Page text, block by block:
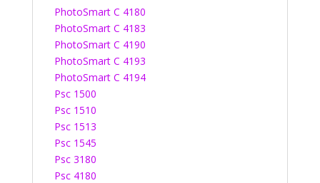
PhotoSmart C 4180
PhotoSmart C 4183
PhotoSmart C 4190
PhotoSmart C 4193
PhotoSmart C 4194
Psc 1500
Psc 1510
Psc 1513
Psc 1545
Psc 3180
Psc 4180